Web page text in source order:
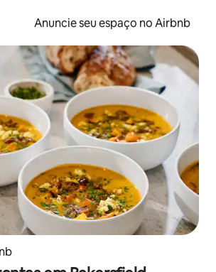
Anuncie seu espaço no Airbnb